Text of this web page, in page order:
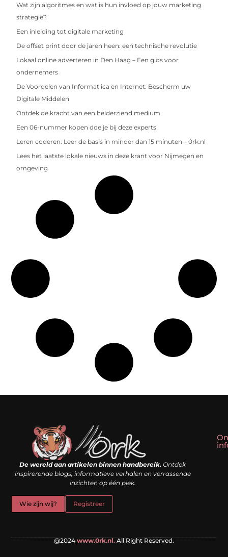
Wat zijn algoritmes en wat is hun invloed op jouw marketing
strategie?
Een inleiding tot digitale marketing
De offset print door de jaren heen: een technische revolutie
Lokaal online adverteren in Den Haag – Een gids voor
ondernemers
De Voordelen van Informat ica en Internet: Bescherm uw
Digitale Middelen
Ontdek de kracht van een helderziend medium
Een 06-nummer kopen doe je bij deze experts
Leren coderen: Leer de basis in minder dan 15 minuten – 0rk.nl
Lees het laatste lokale nieuws in deze krant voor Nijmegen en
omgeving
De wereld aan artikelen binnen handbereik. Ontdek
inspirerende blogs, informatieve verhalen en verrassende
inzichten op één plek.
Wie zijn wij? Registreer
@2024 www.0rk.nl. All Right Reserved.